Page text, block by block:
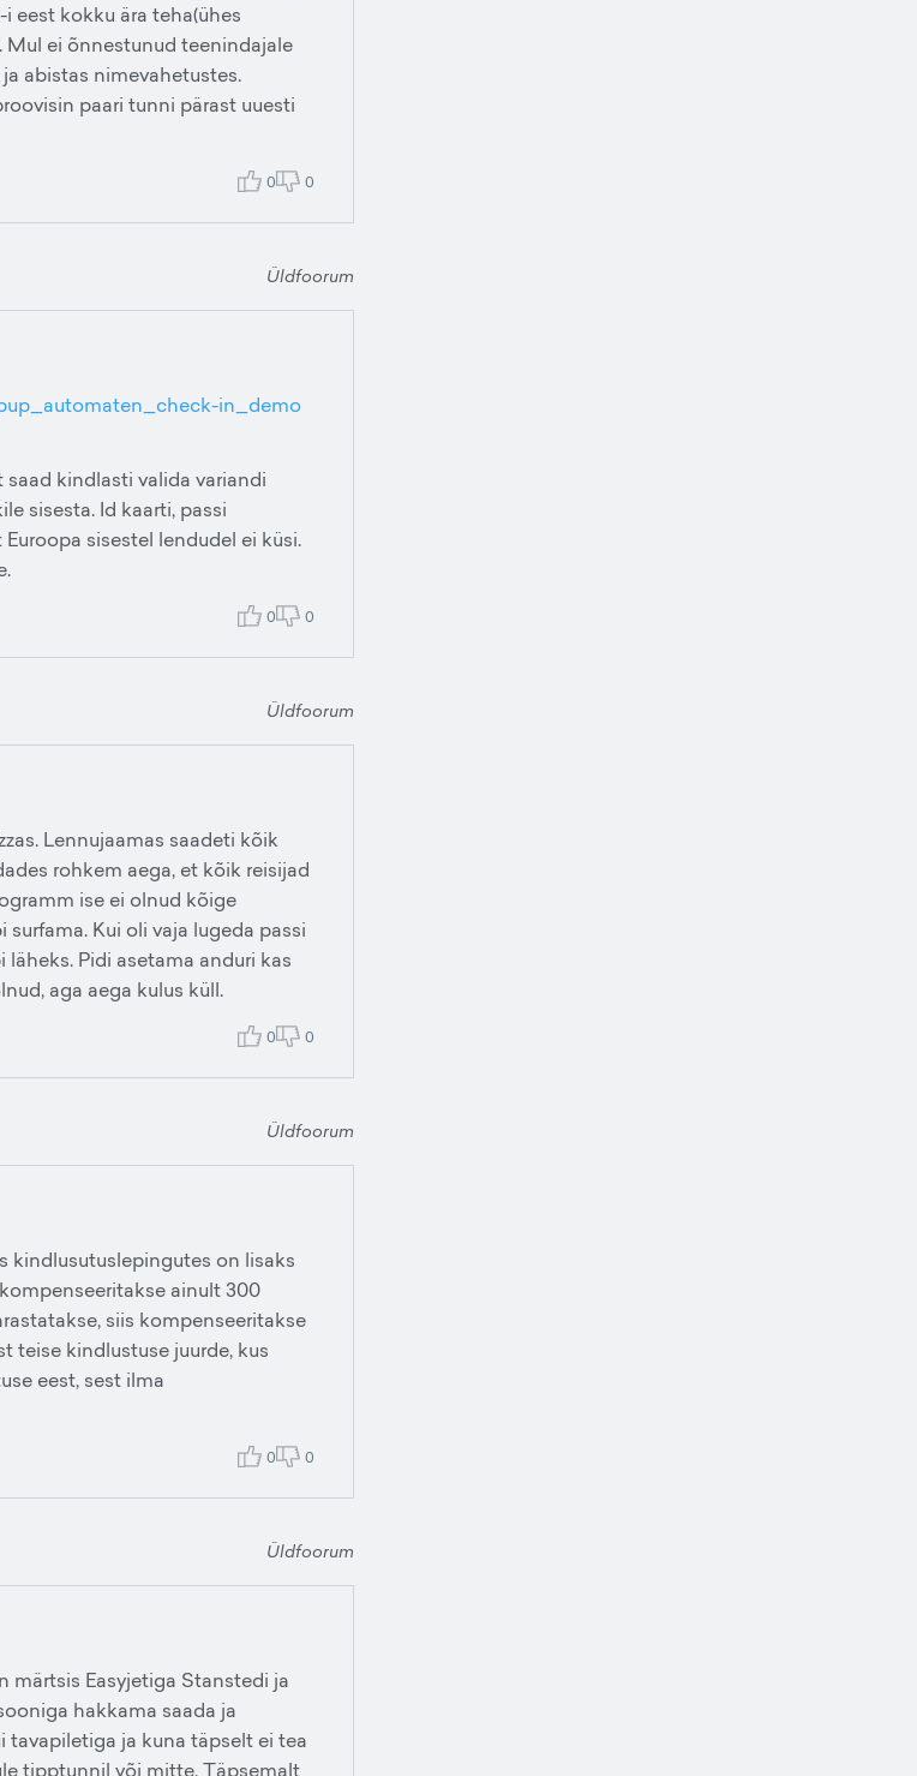
eest kokku ära teha(ühes
Mul ei õnnestunud teenindajale
abistas nimevahetustes.
paari tunni pärast uuesti
0 0
Üldfoorum
in_demo
saad kindlasti valida variandi
sisesta. Id kaarti, passi
sisestel lendudel ei küsi.
0 0
Üldfoorum
Lennujaamas saadeti kõik
rohkem aega, et kõik reisijad
ise ei olnud kõige
Kui oli vaja lugeda passi
Pidi asetama anduri kas
aga aega kulus küll.
0 0
Üldfoorum
kindlusutuslepingutes on lisaks
ainult 300
siis kompenseeritakse
teise kindlustuse juurde, kus
eest, sest ilma
0 0
Üldfoorum
märtsis Easyjetiga Stanstedi ja
hakkama saada ja
tavapiletiga ja kuna täpselt ei tea
tipptunnil või mitte. Täpsemalt